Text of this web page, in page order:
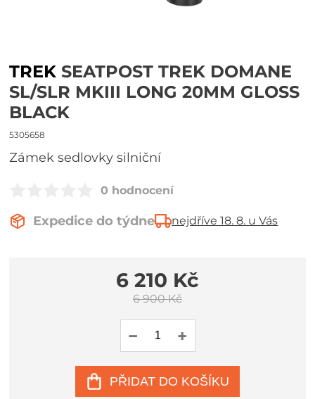
TREK SEATPOST TREK DOMANE
SL/SLR MKIII LONG 20MM GLOSS
BLACK
5305658
Zámek sedlovky silniční
0 hodnocení
Expedice do týdne nejdříve 18. 8. u Vás
6 210 Kč
6 900 Kč
PŘIDAT DO KOŠÍKU